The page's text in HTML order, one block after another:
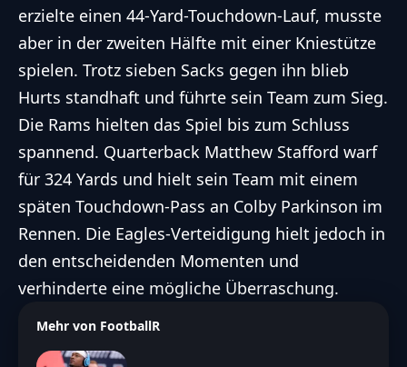
erzielte einen 44-Yard-Touchdown-Lauf, musste
aber in der zweiten Hälfte mit einer Kniestütze
spielen. Trotz sieben Sacks gegen ihn blieb
Hurts standhaft und führte sein Team zum Sieg.
Die Rams hielten das Spiel bis zum Schluss
spannend. Quarterback Matthew Stafford warf
für 324 Yards und hielt sein Team mit einem
späten Touchdown-Pass an Colby Parkinson im
Rennen. Die Eagles-Verteidigung hielt jedoch in
den entscheidenden Momenten und
verhinderte eine mögliche Überraschung.
Mehr von FootballR